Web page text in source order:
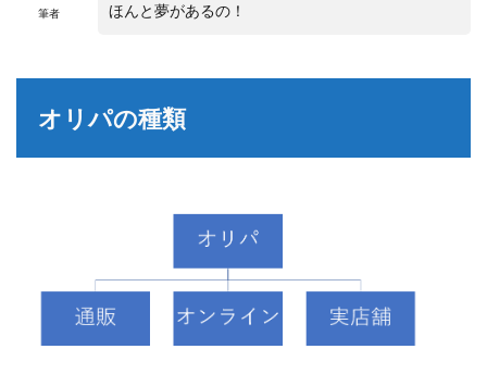
筆者
ほんと夢があるの！
オリパの種類